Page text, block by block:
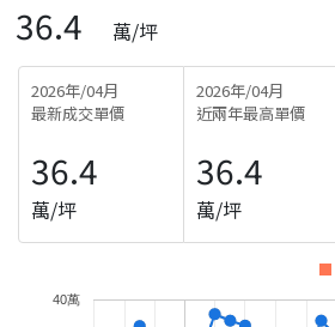
36.4 萬/坪
2026年/04月
最新成交單價
36.4
萬/坪
2026年/04月
近兩年最高單價
36.4
萬/坪
40萬